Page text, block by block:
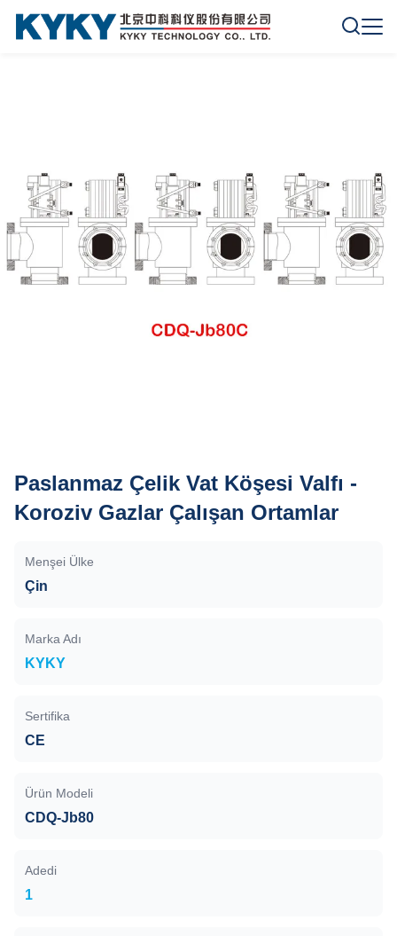
Paslanmaz Çelik Vat Köşesi Valfı -
Koroziv Gazlar Çalışan Ortamlar
Menşei Ülke
Çin
Marka Adı
KYKY
Sertifika
CE
Ürün Modeli
CDQ-Jb80
Adedi
1